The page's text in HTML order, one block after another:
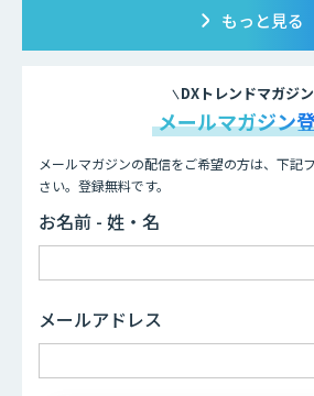
もっと見る
DXトレンドマガジン
メールマガジン
メールマガジンの配信をご希望の方は、下記
さい。登録無料です。
お名前 - 姓・名
メールアドレス